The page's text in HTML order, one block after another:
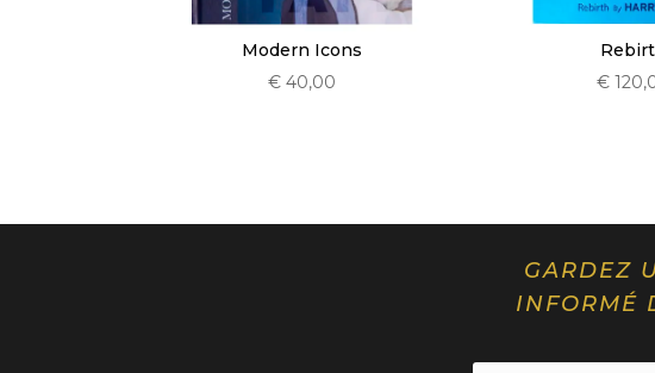
Modern Icons
€40,00
€
GARDEZ
INFORMÉ